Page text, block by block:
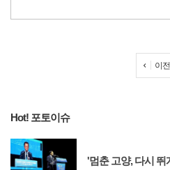
이
Hot! 포토이슈
'멈춘 고양, 다시 뛰